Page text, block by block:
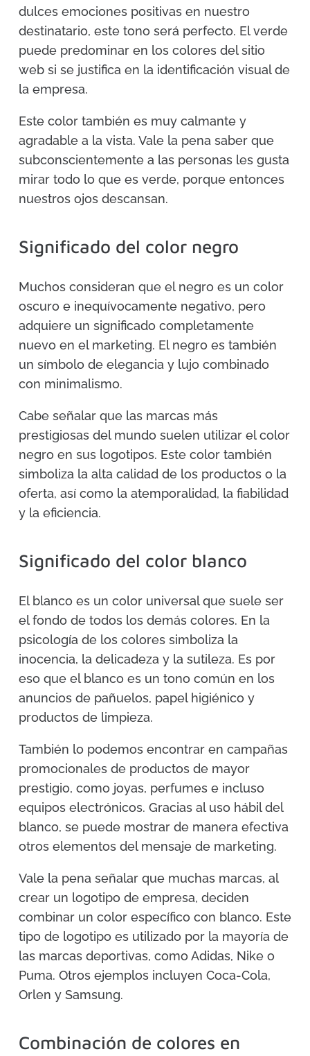
dulces emociones positivas en nuestro
destinatario, este tono será perfecto. El verde
puede predominar en los colores del sitio
web si se justifica en la identificación visual de
la empresa.
Este color también es muy calmante y
agradable a la vista. Vale la pena saber que
subconscientemente a las personas les gusta
mirar todo lo que es verde, porque entonces
nuestros ojos descansan.
Significado del color negro
Muchos consideran que el negro es un color
oscuro e inequívocamente negativo, pero
adquiere un significado completamente
nuevo en el marketing. El negro es también
un símbolo de elegancia y lujo combinado
con minimalismo.
Cabe señalar que las marcas más
prestigiosas del mundo suelen utilizar el color
negro en sus logotipos. Este color también
simboliza la alta calidad de los productos o la
oferta, así como la atemporalidad, la fiabilidad
y la eficiencia.
Significado del color blanco
El blanco es un color universal que suele ser
el fondo de todos los demás colores. En la
psicología de los colores simboliza la
inocencia, la delicadeza y la sutileza. Es por
eso que el blanco es un tono común en los
anuncios de pañuelos, papel higiénico y
productos de limpieza.
También lo podemos encontrar en campañas
promocionales de productos de mayor
prestigio, como joyas, perfumes e incluso
equipos electrónicos. Gracias al uso hábil del
blanco, se puede mostrar de manera efectiva
otros elementos del mensaje de marketing.
Vale la pena señalar que muchas marcas, al
crear un logotipo de empresa, deciden
combinar un color específico con blanco. Este
tipo de logotipo es utilizado por la mayoría de
las marcas deportivas, como Adidas, Nike o
Puma. Otros ejemplos incluyen Coca-Cola,
Orlen y Samsung.
Combinación de colores en